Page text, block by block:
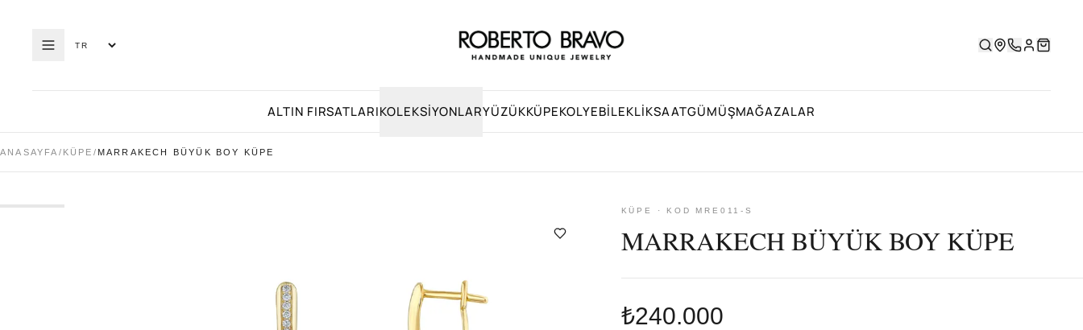
ALTIN FIRSATLARIKOLEKSIYONLARYÜZÜKKÜPEKOLYEBILEKLIKSAATGÜMÜŞMAĞAZALAR
ANASAYFA / KÜPE / MARRAKECH BÜYÜK BOY KÜPE
KÜPE · KOD MRE011-S
MARRAKECH BÜYÜK BOY KÜPE
₺240.000